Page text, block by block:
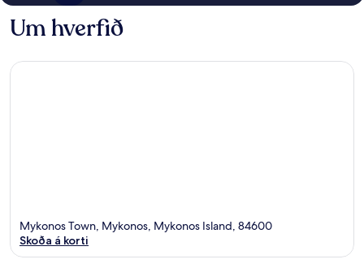
Um hverfið
Mykonos Town, Mykonos, Mykonos Island, 84600
Skoða á korti